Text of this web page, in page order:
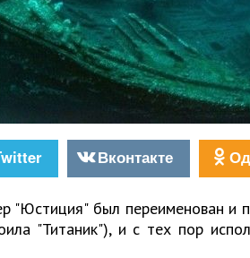
Вконтакте
"Юстиция" был переименован и
"Титаник"), и с тех пор